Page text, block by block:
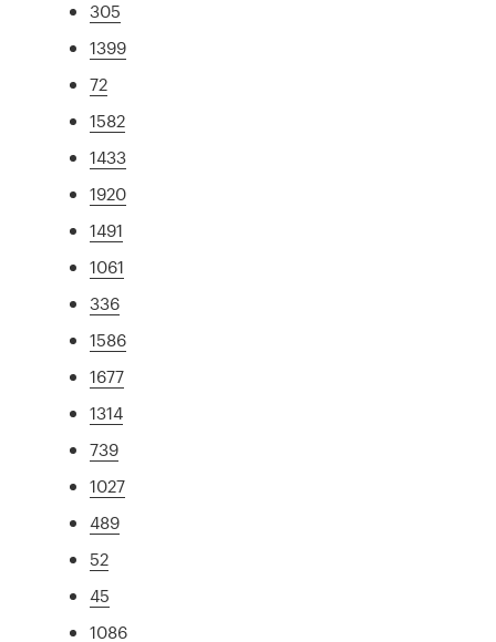
305
1399
72
1582
1433
1920
1491
1061
336
1586
1677
1314
739
1027
489
52
45
1086